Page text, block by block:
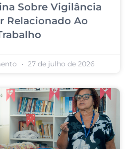
Sobre Vigilância
Relacionado Ao
27 de julho de 2026